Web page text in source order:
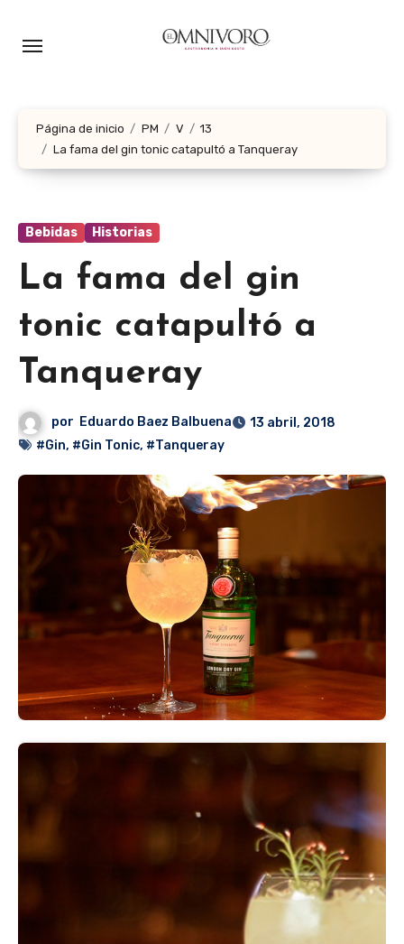
Página de inicio PM V
13
La fama del gin tonic catapultó a Tanqueray
Bebidas Historias
La fama del gin
tonic catapultó a
Tanqueray
por Eduardo Baez Balbuena
13 abril, 2018
#Gin, #Gin Tonic, #Tanqueray